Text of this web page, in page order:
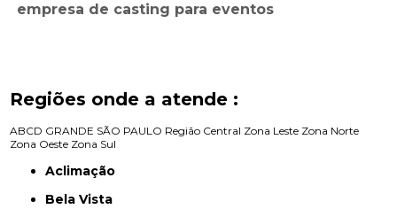
empresa de casting para eventos
Regiões onde a atende :
ABCD GRANDE SÃO PAULO Região Central Zona Leste Zona Norte
Zona Oeste Zona Sul
Aclimação
Bela Vista